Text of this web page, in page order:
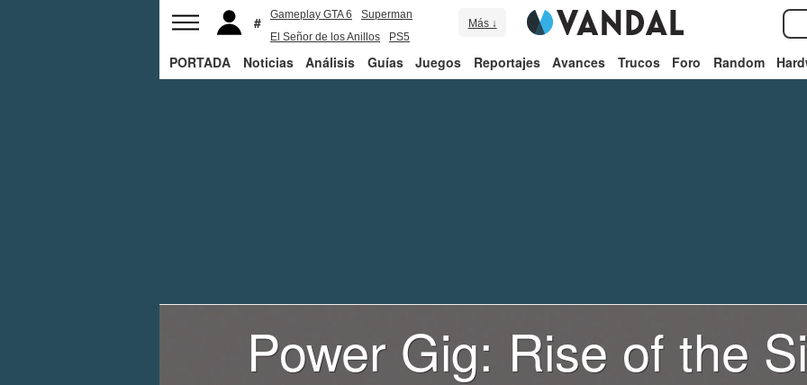
Gameplay GTA 6
Superman
El Señor de los Anillos
PS5
Más ↓
PORTADA Noticias Análisis Guías Juegos Reportajes Avances Trucos Foro Random
Power Gig: Rise of the